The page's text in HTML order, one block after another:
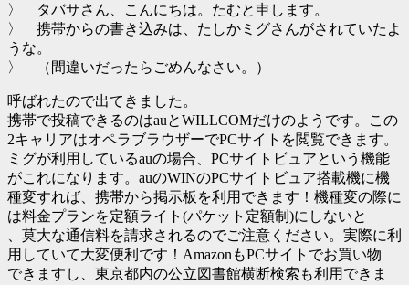
〉 タバサさん、こんにちは。たむと申します。
〉 携帯からの書き込みは、たしかミグさんがされていたよ
うな。
〉 （間違いだったらごめんなさい。）
呼ばれたので出てきました。
携帯で投稿できるのはauとWILLCOMだけのようです。この
2キャリアはオペラブラウザーでPCサイトを閲覧できます。
ミグが利用しているauの場合、PCサイトビュアという機能
がこれになります。auのWINのPCサイトビュア搭載機に機
種変すれば、携帯から掲示板を利用できます！機種変の際に
は料金プランを定額ライト(パケット定額制)にしないと
、莫大な通信料を請求されるのでご注意ください。実際に利
用していて大変便利です！AmazonもPCサイトでお買い物
できますし、東京都内の公立図書館横断検索も利用できま